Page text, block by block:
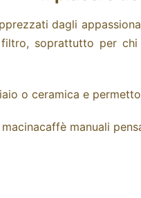
dagli
soprattutto per
o ceramica e
manuali